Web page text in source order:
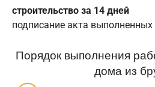
строительство за 14 дней
подписание акта выполненных
Порядок выполнения
дома из